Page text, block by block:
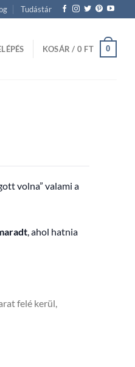
Tudástár
KOSÁR / 0 FT 0
volna” valami a
, ahol hatnia
felé kerül,